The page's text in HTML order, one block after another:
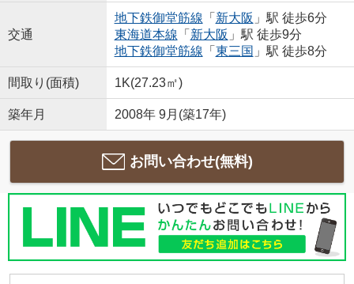
交通
地下鉄御堂筋線 「 新大阪 」駅 徒歩6分
東海道本線 「 新大阪 」駅 徒歩9分
地下鉄御堂筋線 「 東三国 」駅 徒歩8分
間取り(面積) 1K(27.23㎡)
築年月 2008年 9月(築17年)
お問い合わせ(無料)